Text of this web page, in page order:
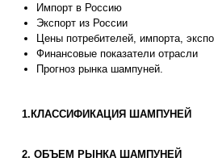
Импорт в Россию
Экспорт из России
Цены потребителей, импорта,
Финансовые показатели отрасли
Прогноз рынка шампуней.
1.КЛАССИФИКАЦИЯ ШАМПУНЕЙ
2. ОБЪЕМ РЫНКА ШАМПУНЕЙ